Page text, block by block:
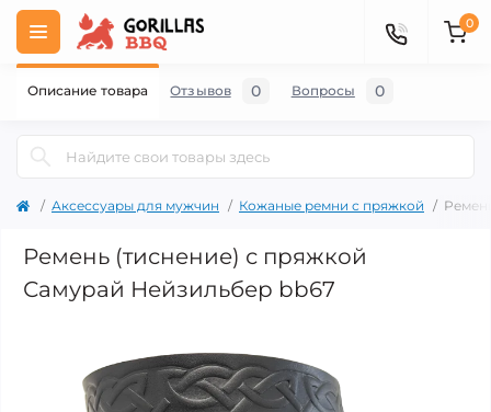
0
Аксессуары для мужчин Кожаные ремни с пряжкой
Ремень (тиснение) с пряжкой
Самурай Нейзильбер bb67
Описание товара Отзывов 0 Вопросы 0